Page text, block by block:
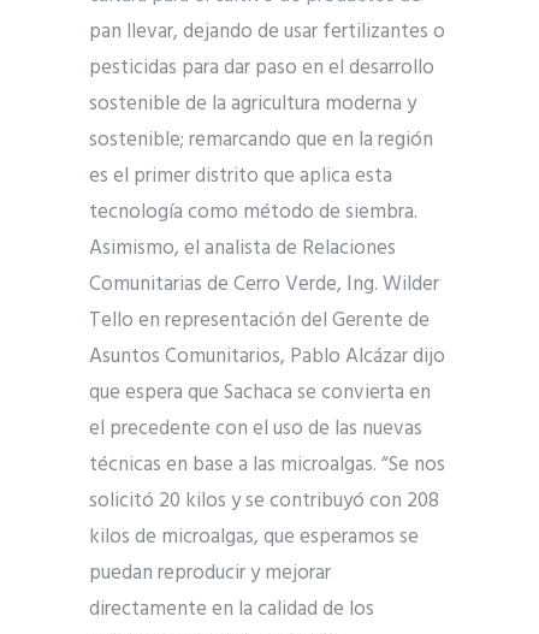
pan llevar, dejando de usar fertilizantes o
pesticidas para dar paso en el desarrollo
sostenible de la agricultura moderna y
sostenible; remarcando que en la región
es el primer distrito que aplica esta
tecnología como método de siembra.
Asimismo, el analista de Relaciones
Comunitarias de Cerro Verde, Ing. Wilder
Tello en representación del Gerente de
Asuntos Comunitarios, Pablo Alcázar dijo
que espera que Sachaca se convierta en
el precedente con el uso de las nuevas
técnicas en base a las microalgas. “Se nos
solicitó 20 kilos y se contribuyó con 208
kilos de microalgas, que esperamos se
puedan reproducir y mejorar
directamente en la calidad de los